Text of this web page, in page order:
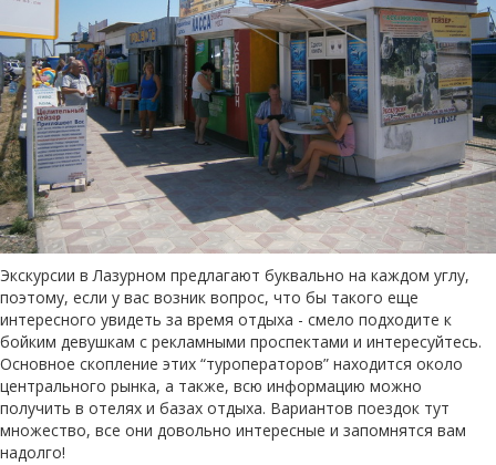
Экскурсии в Лазурном предлагают буквально на каждом углу,
поэтому, если у вас возник вопрос, что бы такого еще
интересного увидеть за время отдыха - смело подходите к
бойким девушкам с рекламными проспектами и интересуйтесь.
Основное скопление этих “туроператоров” находится около
центрального рынка, а также, всю информацию можно
получить в отелях и базах отдыха. Вариантов поездок тут
множество, все они довольно интересные и запомнятся вам
надолго!